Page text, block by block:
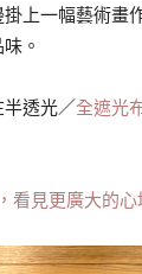
上一幅藝術畫
。
透光／全遮光
看見更廣大的心